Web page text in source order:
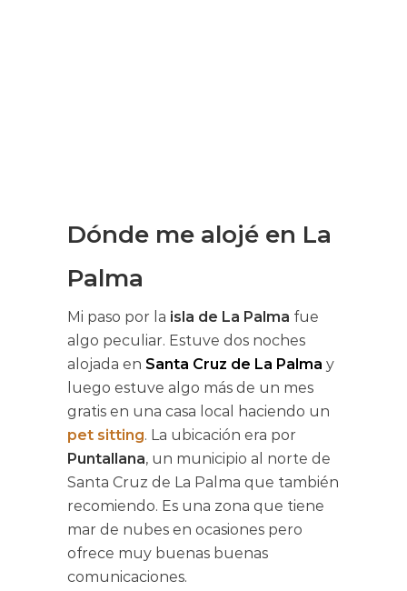
Dónde me alojé en La
Palma
Mi paso por la isla de La Palma fue
algo peculiar. Estuve dos noches
alojada en Santa Cruz de La Palma y
luego estuve algo más de un mes
gratis en una casa local haciendo un
pet sitting. La ubicación era por
Puntallana, un municipio al norte de
Santa Cruz de La Palma que también
recomiendo. Es una zona que tiene
mar de nubes en ocasiones pero
ofrece muy buenas buenas
comunicaciones.